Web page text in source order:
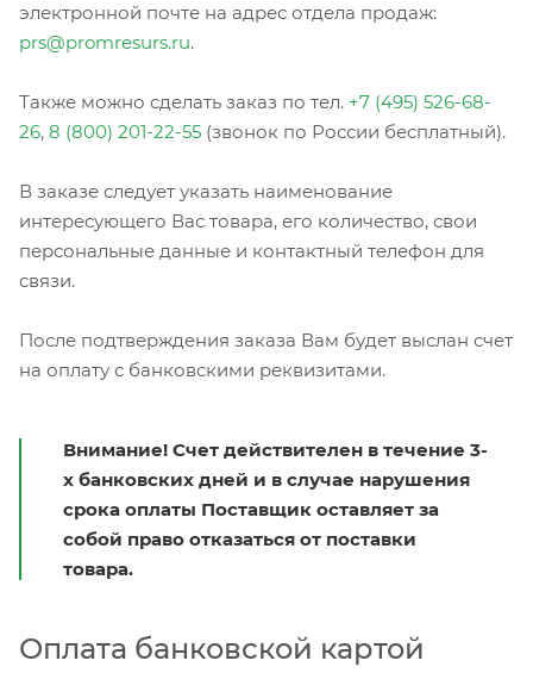
электронной почте на адрес отдела продаж:
prs@promresurs.ru.
Также можно сделать заказ по тел. +7 (495) 526-68-
26, 8 (800) 201-22-55 (звонок по России бесплатный).
В заказе следует указать наименование
интересующего Вас товара, его количество, свои
персональные данные и контактный телефон для
связи.
После подтверждения заказа Вам будет выслан счет
на оплату с банковскими реквизитами.
Внимание! Счет действителен в течение 3-
х банковских дней и в случае нарушения
срока оплаты Поставщик оставляет за
собой право отказаться от поставки
товара.
Оплата банковской картой